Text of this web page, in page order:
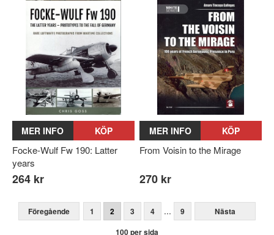
MER INFO KÖP
Focke-Wulf Fw 190: Latter
years
264 kr
MER INFO KÖP
From Voisin to the Mirage
270 kr
Föregående 1 2 3 4 ... 9
Nästa
100 per sida